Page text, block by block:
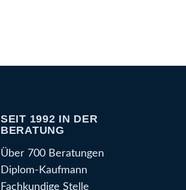
SEIT 1992 IN DER
BERATUNG
Über 700 Beratungen
Diplom-Kaufmann
Fachkundige Stelle